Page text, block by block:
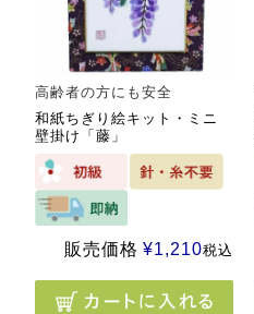
高齢者の方にも安全
和紙ちぎり絵キット・ミニ
壁掛け「藤」
販売価格 ¥1,210税込